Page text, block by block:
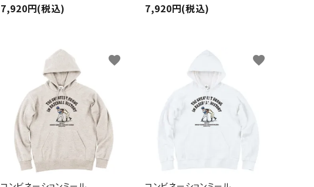
7,920円(税込) 7,920円(税込)
favorite favorite